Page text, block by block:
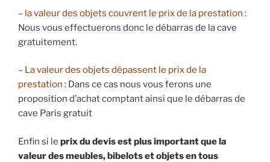
– la valeur des objets couvrent le prix de la prestation :
Nous vous effectuerons donc le débarras de la cave
gratuitement.
– La valeur des objets dépassent le prix de la
prestation : Dans ce cas nous vous ferons une
proposition d’achat comptant ainsi que le débarras de
cave Paris gratuit
Enfin si le prix du devis est plus important que la
valeur des meubles, bibelots et objets en tous